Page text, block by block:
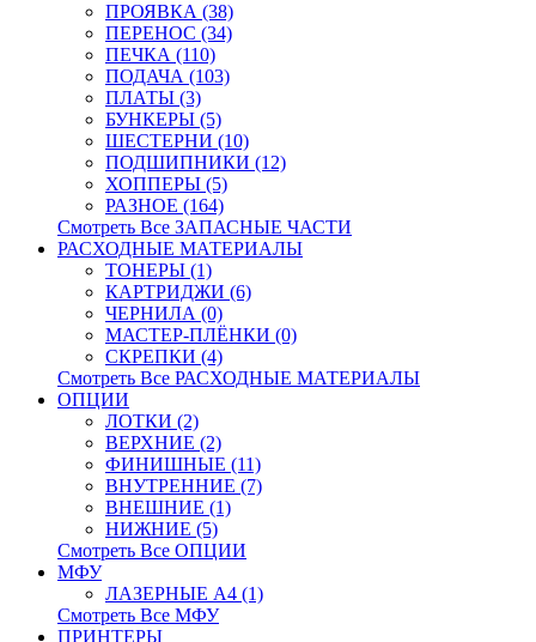
ПРОЯВКА (38)
ПЕРЕНОС (34)
ПЕЧКА (110)
ПОДАЧА (103)
ПЛАТЫ (3)
БУНКЕРЫ (5)
ШЕСТЕРНИ (10)
ПОДШИПНИКИ (12)
ХОППЕРЫ (5)
РАЗНОЕ (164)
Смотреть Все ЗАПАСНЫЕ ЧАСТИ
РАСХОДНЫЕ МАТЕРИАЛЫ
ТОНЕРЫ (1)
КАРТРИДЖИ (6)
ЧЕРНИЛА (0)
МАСТЕР-ПЛЁНКИ (0)
СКРЕПКИ (4)
Смотреть Все РАСХОДНЫЕ МАТЕРИАЛЫ
ОПЦИИ
ЛОТКИ (2)
ВЕРХНИЕ (2)
ФИНИШНЫЕ (11)
ВНУТРЕННИЕ (7)
ВНЕШНИЕ (1)
НИЖНИЕ (5)
Смотреть Все ОПЦИИ
МФУ
ЛАЗЕРНЫЕ A4 (1)
Смотреть Все МФУ
ПРИНТЕРЫ